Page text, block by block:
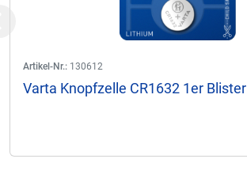
Artikel-Nr.: 130612
Varta Knopfzelle CR1632 1er Blister